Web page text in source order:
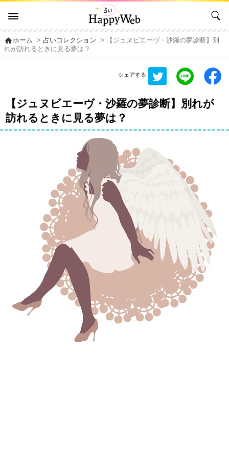
homeホーム >占いコレクション
> 【ジュヌビエーヴ・沙羅の夢診断】別
れが訪れるときに見る夢は？
シェアする
【ジュヌビエーヴ・沙羅の夢診断】別れが
訪れるときに見る夢は？